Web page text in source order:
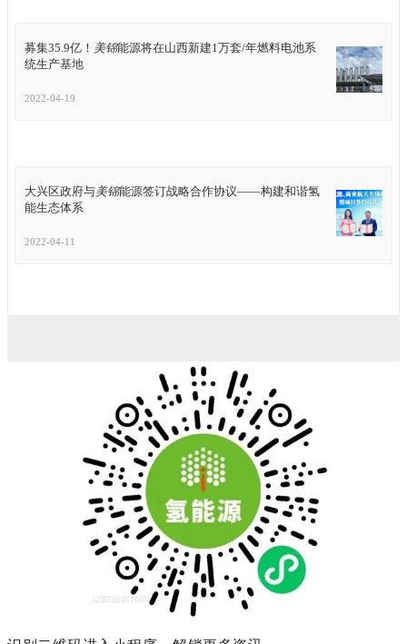
募集35.9亿！ 美锦能源将在山西新建1万套/年燃料电池系
统生产基地
2022-04-19
大兴区政府与美锦能源签订战略合作协议——构建和谐氢
能生态体系
2022-04-11